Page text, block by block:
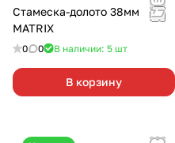
Стамеска-долото 38мм
MATRIX
0 0 В наличии: 5 шт
В корзину